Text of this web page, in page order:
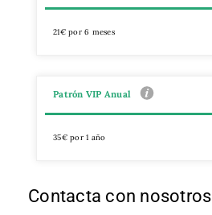
21€ por 6 meses
Patrón VIP Anual
35€ por 1 año
Contacta con nosotros